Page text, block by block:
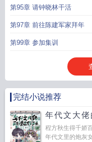
第95章 请钟晓林干活
第97章 前往陈建军家拜年
第99章 参加集训
完结小说推荐
年代文大
程方秋生得千娇
年代文里的炮灰